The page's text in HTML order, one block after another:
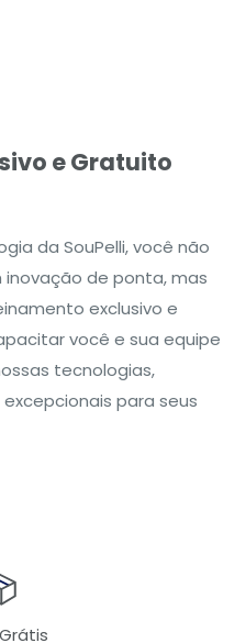
e Gratuito
da SouPelli, você não
de ponta, mas
exclusivo e
você e sua equipe
tecnologias,
para seus